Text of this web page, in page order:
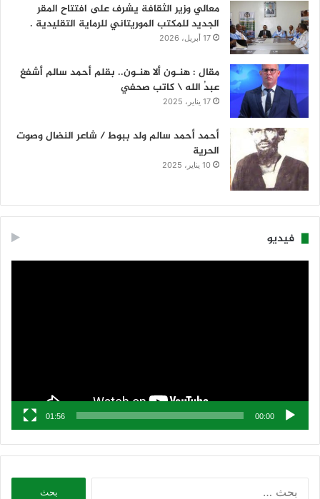
معالي وزير الثقافة يشرف على افتتاح المقر
الجديد للمكتب الموريتاني للرماية التقليدية .
17 أبريل، 2026
مقال : هنـون ألا هنـون.. بقلم أحمد سالم أشفغ
عبدُ الله \ كاتب صحفي
17 يناير، 2025
أحمد أحمد سالم ولد ببوط / شاعر النضال وصوت
الحرية
10 يناير، 2025
فيديو
00:00
01:56